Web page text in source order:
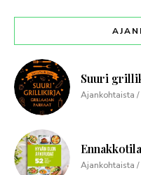
Suuri
Ajankohtaista /
Ajankohtaista /